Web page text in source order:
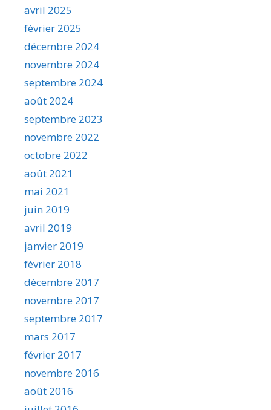
avril 2025
février 2025
décembre 2024
novembre 2024
septembre 2024
août 2024
septembre 2023
novembre 2022
octobre 2022
août 2021
mai 2021
juin 2019
avril 2019
janvier 2019
février 2018
décembre 2017
novembre 2017
septembre 2017
mars 2017
février 2017
novembre 2016
août 2016